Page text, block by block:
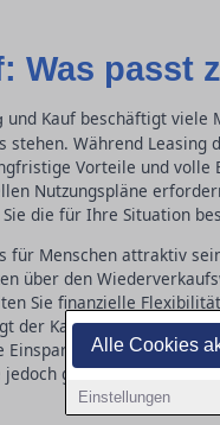
Alle Cookies
Einstellungen
Was passt
und Kauf beschäftigt viele
stehen. Während
Vorteile und volle
Nutzungspläne
die für Ihre Situation
für Menschen attraktiv
über den
Sie finanzielle
der Kauf eines Fahrzeugs
Für
genau geprüft